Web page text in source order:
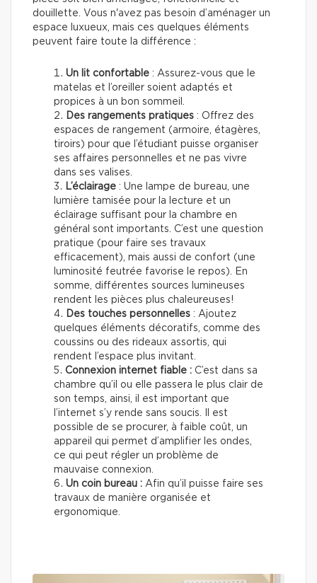
douillette. Vous n'avez pas besoin d’aménager un
espace luxueux, mais ces quelques éléments
peuvent faire toute la différence :
Un lit confortable : Assurez-vous que le
matelas et l’oreiller soient adaptés et
propices à un bon sommeil.
Des rangements pratiques : Offrez des
espaces de rangement (armoire, étagères,
tiroirs) pour que l’étudiant puisse organiser
ses affaires personnelles et ne pas vivre
dans ses valises.
L’éclairage : Une lampe de bureau, une
lumière tamisée pour la lecture et un
éclairage suffisant pour la chambre en
général sont importants. C’est une question
pratique (pour faire ses travaux
efficacement), mais aussi de confort (une
luminosité feutrée favorise le repos). En
somme, différentes sources lumineuses
rendent les pièces plus chaleureuses!
Des touches personnelles : Ajoutez
quelques éléments décoratifs, comme des
coussins ou des rideaux assortis, qui
rendent l’espace plus invitant.
Connexion internet fiable : C’est dans sa
chambre qu’il ou elle passera le plus clair de
son temps, ainsi, il est important que
l’internet s’y rende sans soucis. Il est
possible de se procurer, à faible coût, un
appareil qui permet d’amplifier les ondes,
ce qui peut régler un problème de
mauvaise connexion.
Un coin bureau : Afin qu’il puisse faire ses
travaux de manière organisée et
ergonomique.